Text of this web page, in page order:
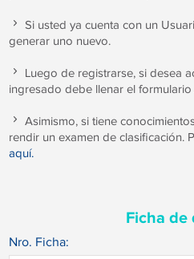
Si usted ya cuenta con un
generar uno nuevo.
Luego de registrarse, si desea
ingresado debe llenar el
Asimismo, si tiene
rendir un examen de clasificación.
aquí.
Ficha de
Nro. Ficha: